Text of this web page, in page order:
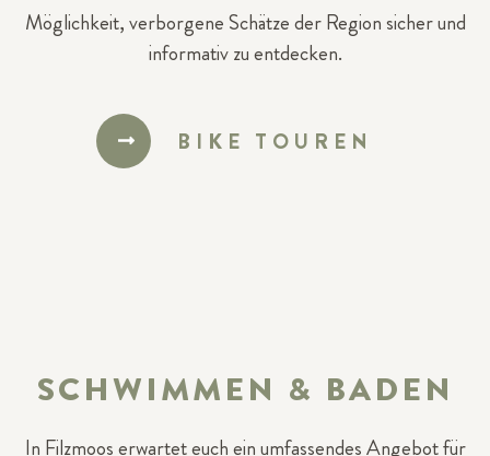
Möglichkeit, verborgene Schätze der Region sicher und
informativ zu entdecken.
BIKE TOUREN
SCHWIMMEN & BADEN
In Filzmoos erwartet euch ein umfassendes Angebot für